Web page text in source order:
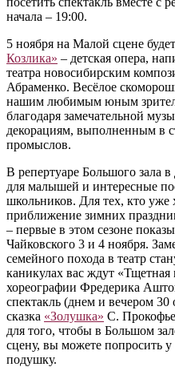
начала – 19:00.
5 ноября на Малой сцене
Козлика» – детская опера,
театра новосибирским
Абраменко. Весёлое
нашим любимым юным
благодаря замечательной
декорациям, выполненным в
промыслов.
В репертуаре Большого зала
для малышей и интересные
школьников. Для тех, кто уже
приближение зимних
– первые в этом сезоне показы
Чайковского 3 и 4 ноября.
семейного похода в театр
каникулах вас ждут «Тщетная
хореографии Фредерика
спектакль (днем и вечером
сказка «Золушка» С.
для того, чтобы в Большом
сцену, вы можете попросить
подушку.